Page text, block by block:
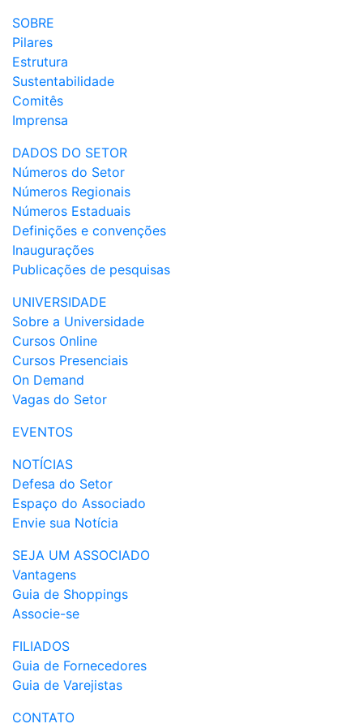
SOBRE
Pilares
Estrutura
Sustentabilidade
Comitês
Imprensa
DADOS DO SETOR
Números do Setor
Números Regionais
Números Estaduais
Definições e convenções
Inaugurações
Publicações de pesquisas
UNIVERSIDADE
Sobre a Universidade
Cursos Online
Cursos Presenciais
On Demand
Vagas do Setor
EVENTOS
NOTÍCIAS
Defesa do Setor
Espaço do Associado
Envie sua Notícia
SEJA UM ASSOCIADO
Vantagens
Guia de Shoppings
Associe-se
FILIADOS
Guia de Fornecedores
Guia de Varejistas
CONTATO